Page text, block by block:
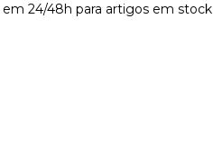
24/48h para artigos em stock